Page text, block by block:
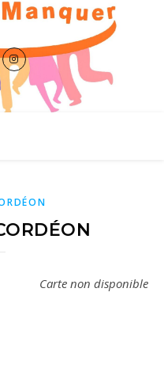
Carte non disponible